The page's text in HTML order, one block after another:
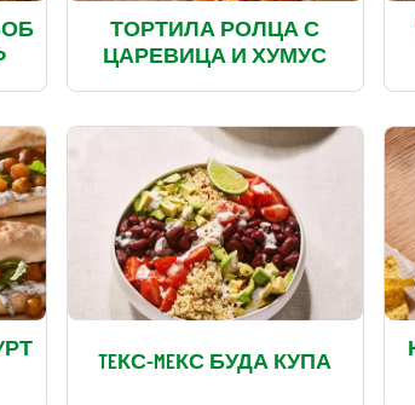
ТОРТИЛА РОЛЦА С
ЦАРЕВИЦА И ХУМУС
TEКС-MEКС БУДА КУПА